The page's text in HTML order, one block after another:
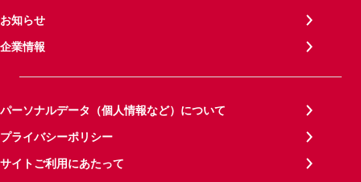
お知らせ
企業情報
パーソナルデータ（個人情報など）について
プライバシーポリシー
サイトご利用にあたって